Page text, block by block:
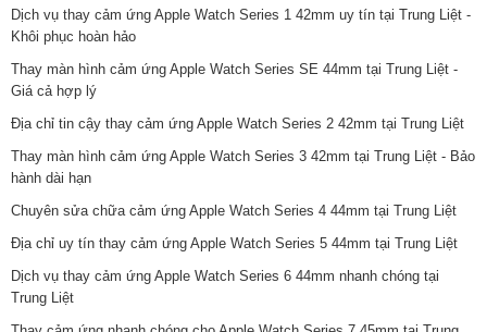
Dịch vụ thay cảm ứng Apple Watch Series 1 42mm uy tín tại Trung Liệt -
Khôi phục hoàn hảo
Thay màn hình cảm ứng Apple Watch Series SE 44mm tại Trung Liệt -
Giá cả hợp lý
Địa chỉ tin cậy thay cảm ứng Apple Watch Series 2 42mm tại Trung Liệt
Thay màn hình cảm ứng Apple Watch Series 3 42mm tại Trung Liệt - Bảo
hành dài hạn
Chuyên sửa chữa cảm ứng Apple Watch Series 4 44mm tại Trung Liệt
Địa chỉ uy tín thay cảm ứng Apple Watch Series 5 44mm tại Trung Liệt
Dịch vụ thay cảm ứng Apple Watch Series 6 44mm nhanh chóng tại
Trung Liệt